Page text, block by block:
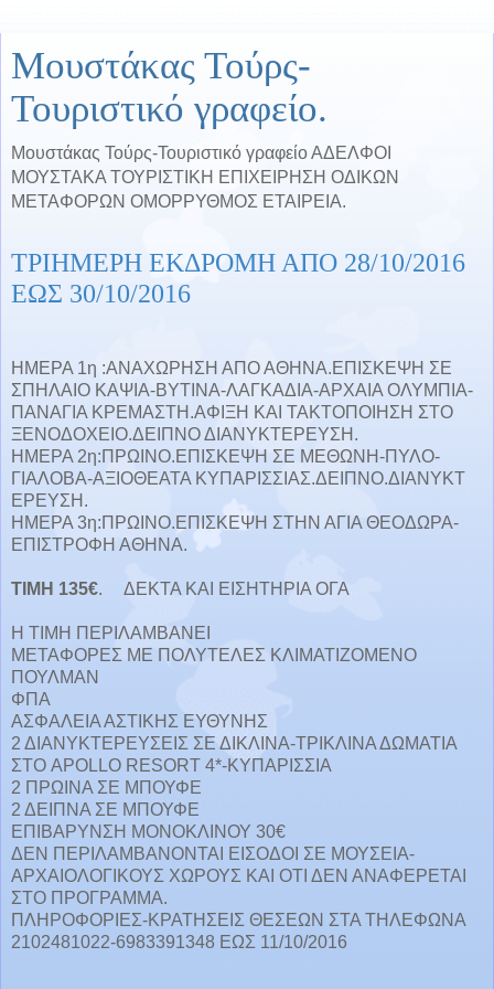
Μουστάκας Τούρς-
Τουριστικό γραφείο.
Μουστάκας Τούρς-Τουριστικό γραφείο ΑΔΕΛΦΟΙ
ΜΟΥΣΤΑΚΑ ΤΟΥΡΙΣΤΙΚΗ ΕΠΙΧΕΙΡΗΣΗ ΟΔΙΚΩΝ
ΜΕΤΑΦΟΡΩΝ ΟΜΟΡΡΥΘΜΟΣ ΕΤΑΙΡΕΙΑ.
ΤΡΙΗΜΕΡΗ ΕΚΔΡΟΜΗ ΑΠΟ 28/10/2016
ΕΩΣ 30/10/2016
ΗΜΕΡΑ 1η :ANΑΧΩΡΗΣΗ ΑΠΟ ΑΘΗΝΑ.ΕΠΙΣΚΕΨΗ ΣΕ
ΣΠΗΛΑΙΟ ΚΑΨΙΑ-ΒΥΤΙΝΑ-ΛΑΓΚΑΔΙΑ-ΑΡΧΑ ΙΑ ΟΛΥΜΠΙΑ-
ΠΑΝΑΓΙΑ ΚΡΕΜΑΣΤΗ.ΑΦΙΞΗ ΚΑΙ ΤΑΚΤΟΠΟΙΗΣΗ ΣΤΟ
ΞΕΝΟΔΟΧΕΙΟ.ΔΕΙΠΝΟ ΔΙΑΝΥΚΤΕΡΕΥΣΗ.
ΗΜΕΡΑ 2η:ΠΡΩΙΝΟ.ΕΠΙΣΚΕΨΗ ΣΕ ΜΕΘΩΝΗ-ΠΥΛΟ-
ΓΙΑΛΟΒΑ-ΑΞΙΟΘΕΑΤΑ ΚΥΠΑΡΙΣΣΙΑΣ.ΔΕΙΠΝΟ.ΔΙΑΝΥΚΤ
ΕΡΕΥΣΗ.
ΗΜΕΡΑ 3η:ΠΡΩΙΝΟ.ΕΠΙΣΚΕΨΗ ΣΤΗΝ ΑΓΙΑ ΘΕΟΔΩΡΑ-
ΕΠΙΣΤΡΟΦΗ ΑΘΗΝΑ.
ΤΙΜΗ 135€. ΔΕΚΤΑ ΚΑΙ ΕΙΣΗΤΗΡΙΑ ΟΓΑ
Η ΤΙΜΗ ΠΕΡΙΛΑΜΒΑΝΕΙ
ΜΕΤΑΦΟΡΕΣ ΜΕ ΠΟΛΥΤΕΛΕΣ ΚΛΙΜΑΤΙΖΟΜΕΝΟ
ΠΟΥΛΜΑΝ
ΦΠΑ
ΑΣΦΑΛΕΙΑ ΑΣΤΙΚΗΣ ΕΥΘΥΝΗΣ
2 ΔΙΑΝΥΚΤΕΡΕΥΣΕΙΣ ΣΕ ΔΙΚΛΙΝΑ-ΤΡΙΚΛΙΝΑ ΔΩΜΑΤΙΑ
ΣΤΟ APOLLO RESORT 4*-ΚΥΠΑΡΙΣΣΙΑ
2 ΠΡΩΙΝΑ ΣΕ ΜΠΟΥΦΕ
2 ΔΕΙΠΝΑ ΣΕ ΜΠΟΥΦΕ
ΕΠΙΒΑΡΥΝΣΗ ΜΟΝΟΚΛΙΝΟΥ 30€
ΔΕΝ ΠΕΡΙΛΑΜΒΑΝΟΝΤΑΙ ΕΙΣΟΔΟΙ ΣΕ ΜΟΥΣΕΙΑ-
ΑΡΧΑΙΟΛΟΓΙΚΟΥΣ ΧΩΡΟΥΣ ΚΑΙ ΟΤΙ ΔΕΝ ΑΝΑΦΕΡΕΤΑΙ
ΣΤΟ ΠΡΟΓΡΑΜΜΑ.
ΠΛΗΡΟΦΟΡΙΕΣ-ΚΡΑΤΗΣΕΙΣ ΘΕΣΕΩΝ ΣΤΑ ΤΗΛΕΦΩΝΑ
2102481022-6983391348 ΕΩΣ 11/10/2016